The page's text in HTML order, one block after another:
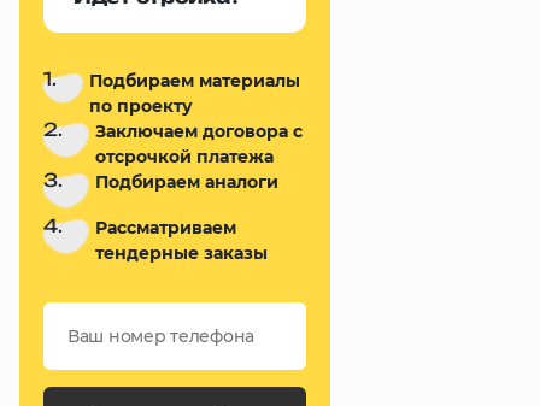
1.
Подбираем материалы
по проекту
2.
Заключаем договора с
отсрочкой платежа
3. Подбираем аналоги
4.
Рассматриваем
тендерные заказы